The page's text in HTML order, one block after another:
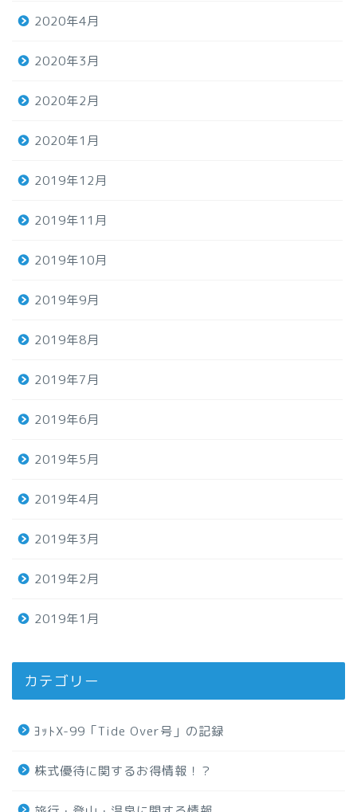
2020年4月
2020年3月
2020年2月
2020年1月
2019年12月
2019年11月
2019年10月
2019年9月
2019年8月
2019年7月
2019年6月
2019年5月
2019年4月
2019年3月
2019年2月
2019年1月
カテゴリー
ﾖｯﾄX-99「Tide Over号」の記録
株式優待に関するお得情報！？